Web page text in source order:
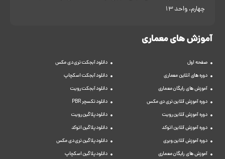
چهارم، واحد 13
آموزش های معماری
صفحه اول
دوره های آنلاین معماری
آموزش های رایگان معماری
دوره آموزش آنلاین تری دی مکس
دوره آموزش آنلاین رویت
دوره آموزش آنلاین اتوکد
دوره آموزش آنلاین ویری
آموزش های رایگان معماری
دانلود آبجکت تری دی مکس
دانلود آبجکت اسکچاپ
دانلود آبجکت رویت
دانلود تکسچر PBR
دانلود پلاگین رویت
دانلود پلاگین اتوکد
دانلود پلاگین تری دی مکس
دانلود پلاگین اسکچاپ